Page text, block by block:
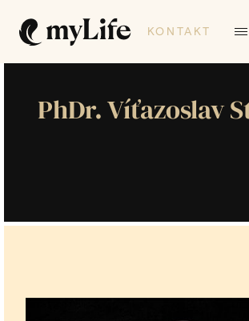
KONTAKT
PhDr. Víťazoslav